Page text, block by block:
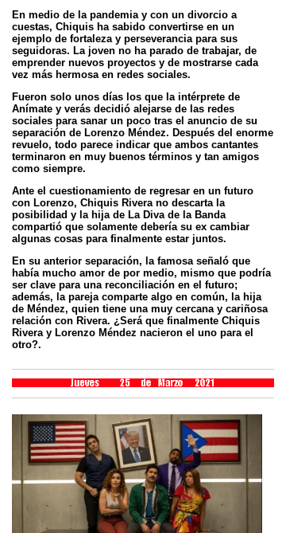
En medio de la pandemia y con un divorcio a
cuestas, Chiquis ha sabido convertirse en un
ejemplo de fortaleza y perseverancia para sus
seguidoras. La joven no ha parado de trabajar, de
emprender nuevos proyectos y de mostrarse cada
vez más hermosa en redes sociales.
Fueron solo unos días los que la intérprete de
Anímate y verás decidió alejarse de las redes
sociales para sanar un poco tras el anuncio de su
separación de Lorenzo Méndez. Después del enorme
revuelo, todo parece indicar que ambos cantantes
terminaron en muy buenos términos y tan amigos
como siempre.
Ante el cuestionamiento de regresar en un futuro
con Lorenzo, Chiquis Rivera no descarta la
posibilidad y la hija de La Diva de la Banda
compartió que solamente debería su ex cambiar
algunas cosas para finalmente estar juntos.
En su anterior separación, la famosa señaló que
había mucho amor de por medio, mismo que podría
ser clave para una reconciliación en el futuro;
además, la pareja comparte algo en común, la hija
de Méndez, quien tiene una muy cercana y cariñosa
relación con Rivera. ¿Será que finalmente Chiquis
Rivera y Lorenzo Méndez nacieron el uno para el
otro?.